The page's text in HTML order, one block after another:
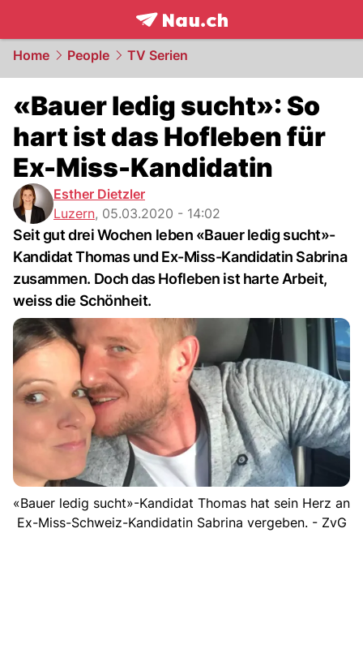
frontpage.NAU.ch
Home People TV Serien
«Bauer ledig sucht»: So
hart ist das Hofleben für
Ex-Miss-Kandidatin
Esther Dietzler
Luzern, 05.03.2020 - 14:02
Seit gut drei Wochen leben «Bauer ledig sucht»-
Kandidat Thomas und Ex-Miss-Kandidatin Sabrina
zusammen. Doch das Hofleben ist harte Arbeit,
weiss die Schönheit.
«Bauer ledig sucht»-Kandidat Thomas hat sein Herz an
Ex-Miss-Schweiz-Kandidatin Sabrina vergeben. - ZvG